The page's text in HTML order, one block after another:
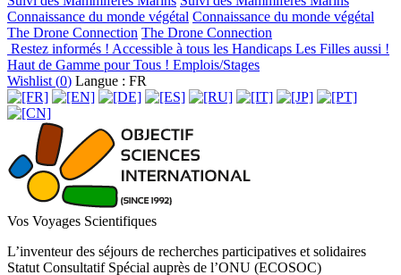
Connaissance du monde végétal Connaissance du monde végétal
The Drone Connection The Drone Connection
Restez informés ! Accessible à tous les Handicaps Les Filles aussi !
Haut de Gamme pour Tous ! Emplois/Stages
Wishlist (0) Langue : FR
Vos Voyages Scientifiques
L’inventeur des séjours de recherches participatives et solidaires
Statut Consultatif Spécial auprès de l’ONU (ECOSOC)